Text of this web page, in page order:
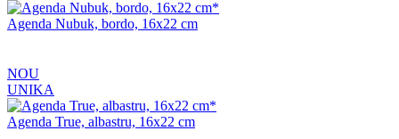
Agenda Nubuk, bordo, 16x22 cm
NOU
UNIKA
Agenda True, albastru, 16x22 cm